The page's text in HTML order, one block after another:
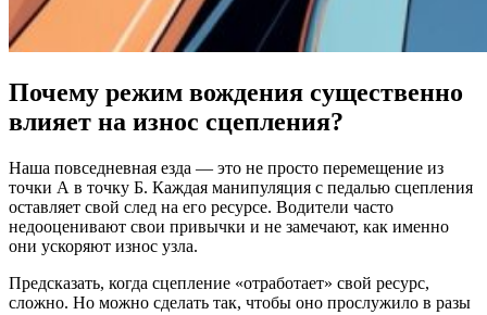
Почему режим вождения существенно
влияет на износ сцепления?
Наша повседневная езда — это не просто перемещение из
точки А в точку Б. Каждая манипуляция с педалью сцепления
оставляет свой след на его ресурсе. Водители часто
недооценивают свои привычки и не замечают, как именно
они ускоряют износ узла.
Предсказать, когда сцепление «отработает» свой ресурс,
сложно. Но можно сделать так, чтобы оно прослужило в разы